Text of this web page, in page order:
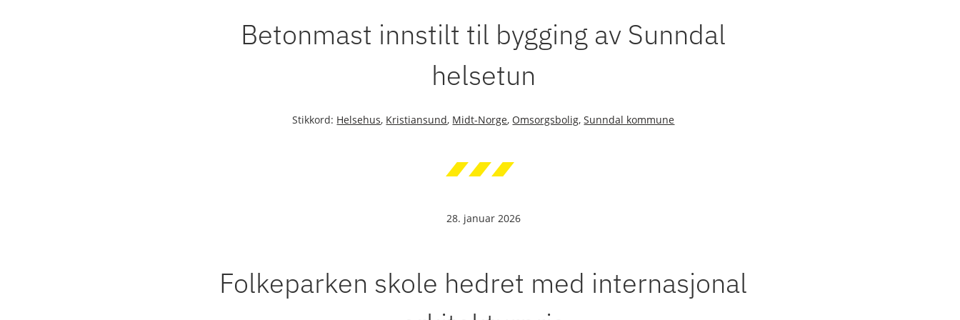
Betonmast innstilt til bygging av Sunndal
helsetun
Stikkord: Helsehus, Kristiansund, Midt-Norge,Omsorgsbolig,Sunndal kommune
28. januar 2026
Folkeparken skole hedret med internasjonal